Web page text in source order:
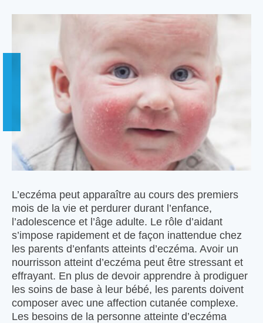
L’eczéma peut apparaître au cours des premiers
mois de la vie et perdurer durant l’enfance,
l’adolescence et l’âge adulte. Le rôle d’aidant
s’impose rapidement et de façon inattendue chez
les parents d’enfants atteints d’eczéma. Avoir un
nourrisson atteint d’eczéma peut être stressant et
effrayant. En plus de devoir apprendre à prodiguer
les soins de base à leur bébé, les parents doivent
composer avec une affection cutanée complexe.
Les besoins de la personne atteinte d’eczéma